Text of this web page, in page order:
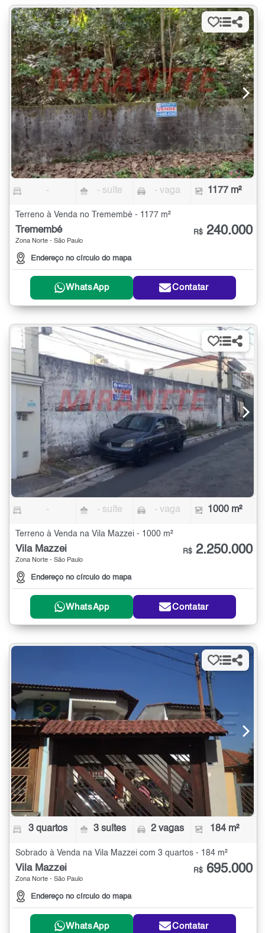
- - suíte - vaga 1177 m²
Terreno à Venda no Tremembé - 1177 m²
Tremembé
Zona Norte - São Paulo
Endereço no círculo do mapa
R$ 240.000
WhatsApp Contatar
- - suíte - vaga 1000 m²
Terreno à Venda na Vila Mazzei - 1000 m²
Vila Mazzei
Zona Norte - São Paulo
Endereço no círculo do mapa
R$ 2.250.000
WhatsApp Contatar
3 quartos 3 suítes 2 vagas 184 m²
Sobrado à Venda na Vila Mazzei com 3 quartos - 184 m²
Vila Mazzei
Zona Norte - São Paulo
Endereço no círculo do mapa
R$ 695.000
WhatsApp Contatar